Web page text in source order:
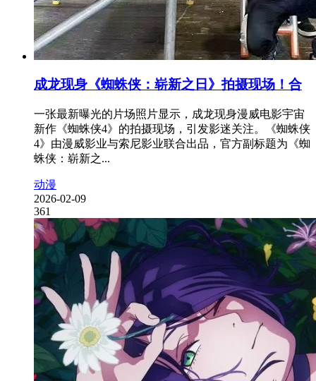
成龙现身《蜘蛛侠：崭新之日》拍摄现场！合
一张最新曝光的片场照片显示，成龙现身漫威电影宇宙
新作《蜘蛛侠4》的拍摄现场，引发影迷关注。《蜘蛛侠
4》由漫威影业与索尼影业联合出品，官方副标题为《蜘
蛛侠：崭新之...
动漫
2026-02-09
361